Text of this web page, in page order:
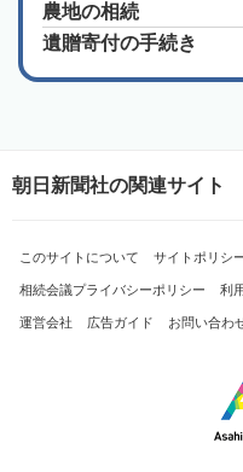
農地の相続
遺贈寄付の手続き
朝日新聞社の関連サイト
このサイトについて サイトポリシ
相続会議プライバシーポリシー 利
運営会社 広告ガイド お問い合わ